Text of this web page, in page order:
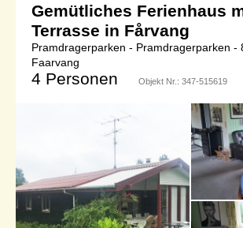
Gemütliches Ferienhaus
Terrasse in Fårvang
Pramdragerparken - Pramdragerparken -
Faarvang
4 Personen Objekt Nr.: 347-515619